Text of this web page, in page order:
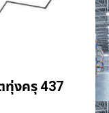
ทุ่งครุ 437